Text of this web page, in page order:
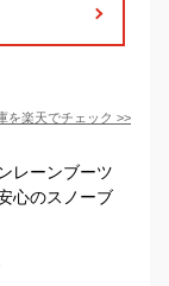
を楽天でチェック >>
レーンブーツ
心のスノーブ